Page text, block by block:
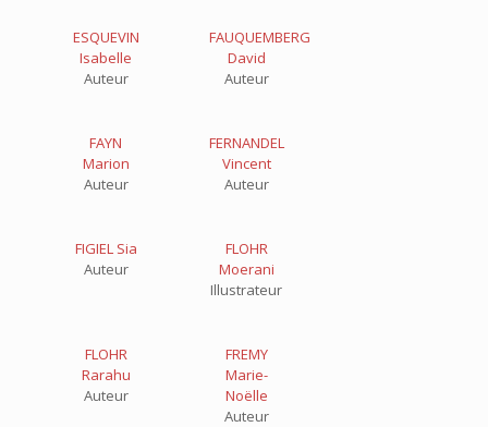
ESQUEVIN
Isabelle
Auteur
FAUQUEMBERG
David
Auteur
FAYN
Marion
Auteur
FERNANDEL
Vincent
Auteur
FIGIEL Sia
Auteur
FLOHR
Moerani
Illustrateur
FLOHR
Rarahu
Auteur
FREMY
Marie-
Noëlle
Auteur